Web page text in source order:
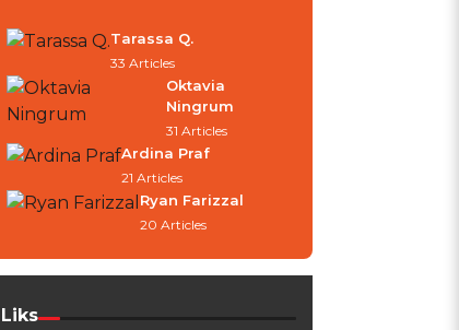
Tarassa Q.
33 Articles
Oktavia
Ningrum
31 Articles
Ardina Praf
21 Articles
Ryan Farizzal
20 Articles
Liks